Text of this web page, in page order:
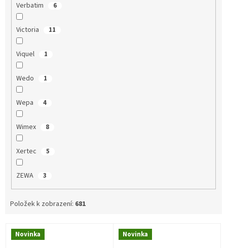
Verbatim 6
Victoria 11
Viquel 1
Wedo 1
Wepa 4
Wimex 8
Xertec 5
ZEWA 3
Položek k zobrazení: 681
Novinka Novinka